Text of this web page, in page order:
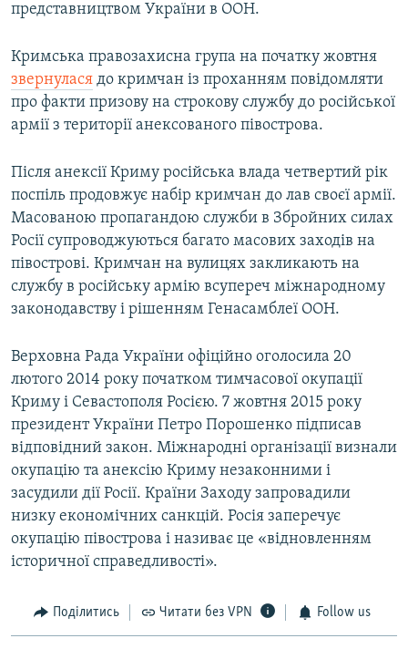
представництвом України в ООН.
Кримська правозахисна група на початку жовтня
звернулася до кримчан із проханням повідомляти
про факти призову на строкову службу до російської
армії з території анексованого півострова.
Після анексії Криму російська влада четвертий рік
поспіль продовжує набір кримчан до лав своєї армії.
Масованою пропагандою служби в Збройних силах
Росії супроводжуються багато масових заходів на
півострові. Кримчан на вулицях закликають на
службу в російську армію всупереч міжнародному
законодавству і рішенням Генасамблеї ООН.
Верховна Рада України офіційно оголосила 20
лютого 2014 року початком тимчасової окупації
Криму і Севастополя Росією. 7 жовтня 2015 року
президент України Петро Порошенко підписав
відповідний закон. Міжнародні організації визнали
окупацію та анексію Криму незаконними і
засудили дії Росії. Країни Заходу запровадили
низку економічних санкцій. Росія заперечує
окупацію півострова і називає це «відновленням
історичної справедливості».
Поділитись Читати без VPN Follow us